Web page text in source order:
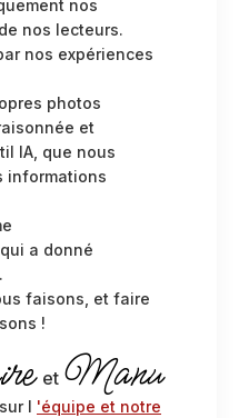
nos
nos lecteurs.
nos expériences
photos
et
IA, que nous
informations
a donné
faisons, et faire
!
et Manu
l 'équipe et notre